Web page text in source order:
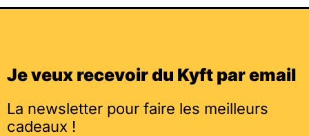
Je veux recevoir du Kyft par email
La newsletter pour faire les meilleurs
cadeaux !